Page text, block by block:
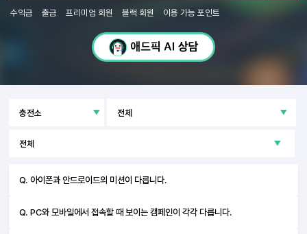
수익금 출금 프리미엄 회원 블랙 회원 이용 가능 포인트
Q. 아이폰과 안드로이드의 미션이 다릅니다.
Q. PC와 모바일에서 접속할 때 보이는 캠페인이 각각 다릅니다.